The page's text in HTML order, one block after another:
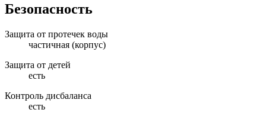
Безопасность
Защита от протечек воды
частичная (корпус)
Защита от детей
есть
Контроль дисбаланса
есть